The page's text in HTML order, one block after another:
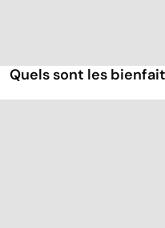
Quels sont les